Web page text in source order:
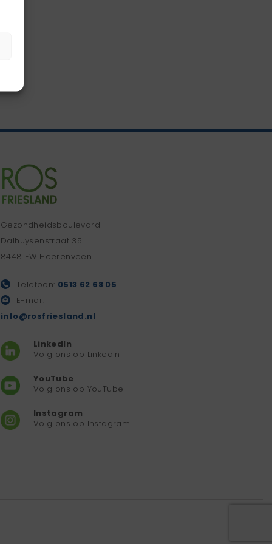
Gezondheidsboulevard
Dalhuysenstraat 35
8448 EW Heerenveen
Telefoon: 0513 62 68 05
E-mail:
info@rosfriesland.nl
LinkedIn
Volg ons op Linkedin
YouTube
Volg ons op YouTube
Instagram
Volg ons op Instagram